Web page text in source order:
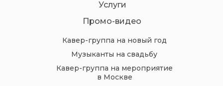
Промо-видео
Услуги
Кавер-группа на мероприятие
в Москве
Кавер-группа на новый год
Музыканты на свадьбу